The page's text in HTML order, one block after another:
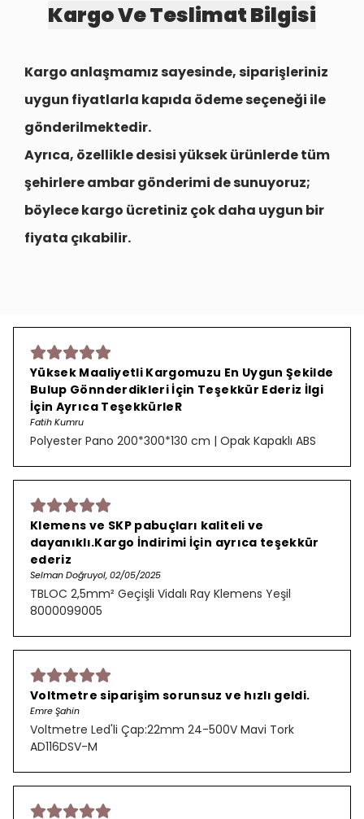
Kargo Ve Teslimat Bilgisi
Kargo anlaşmamız sayesinde, siparişleriniz
uygun fiyatlarla kapıda ödeme seçeneği ile
gönderilmektedir.
Ayrıca, özellikle desisi yüksek ürünlerde tüm
şehirlereambar gönderimi de sunuyoruz;
böylece kargo ücretiniz çok daha uygun bir
fiyata çıkabilir.
Yüksek Maaliyetli Kargomuzu En Uygun Şekilde
Bulup Gönnderdikleri İçin Teşekkür Ederiz İlgi
İçin Ayrıca TeşekkürleR
Fatih Kumru
Polyester Pano 200*300*130 cm | Opak Kapaklı ABS
Klemens ve SKP pabuçları kaliteli ve
dayanıklı.Kargo İndirimi İçin ayrıca teşekkür
ederiz
Selman Doğruyol, 02/05/2025
TBLOC 2,5mm² Geçişli Vidalı Ray Klemens Yeşil
8000099005
Voltmetre siparişim sorunsuz ve hızlı geldi.
Emre Şahin
Voltmetre Led'li Çap:22mm 24-500V Mavi Tork
AD116DSV-M